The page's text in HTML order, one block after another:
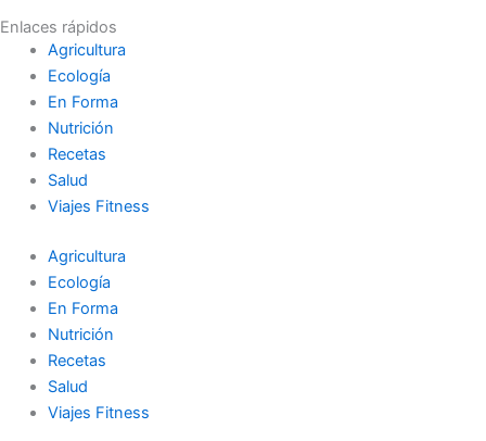
Enlaces rápidos
Agricultura
Ecología
En Forma
Nutrición
Recetas
Salud
Viajes Fitness
Agricultura
Ecología
En Forma
Nutrición
Recetas
Salud
Viajes Fitness